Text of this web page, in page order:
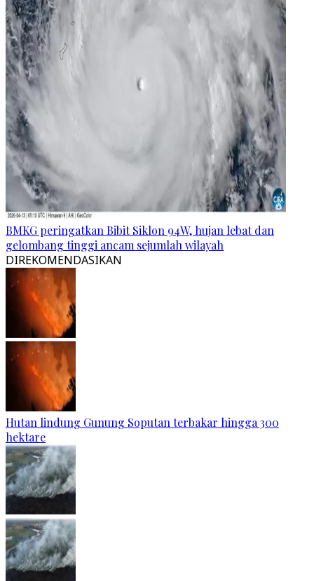
BMKG peringatkan Bibit Siklon 94W, hujan lebat dan
gelombang tinggi ancam sejumlah wilayah
DIREKOMENDASIKAN
Hutan lindung Gunung Soputan terbakar hingga 300
hektare